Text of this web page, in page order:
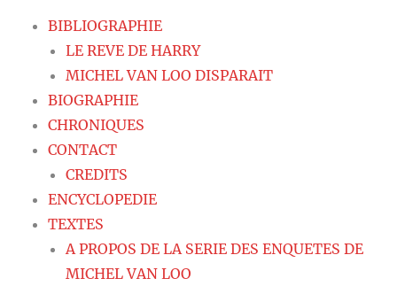
BIBLIOGRAPHIE
LE REVE DE HARRY
MICHEL VAN LOO DISPARAIT
BIOGRAPHIE
CHRONIQUES
CONTACT
CREDITS
ENCYCLOPEDIE
TEXTES
A PROPOS DE LA SERIE DES ENQUETES DE
MICHEL VAN LOO